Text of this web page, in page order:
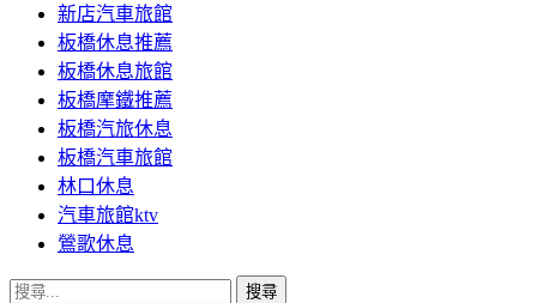
新店汽車旅館
板橋休息推薦
板橋休息旅館
板橋摩鐵推薦
板橋汽旅休息
板橋汽車旅館
林口休息
汽車旅館ktv
鶯歌休息
搜